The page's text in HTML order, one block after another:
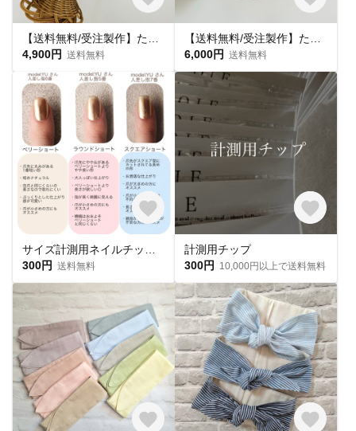
4,900円 送料無料
6,000円 送料無料
300円 送料無料
計測用チップ
300円
10,000円以上で送料無料